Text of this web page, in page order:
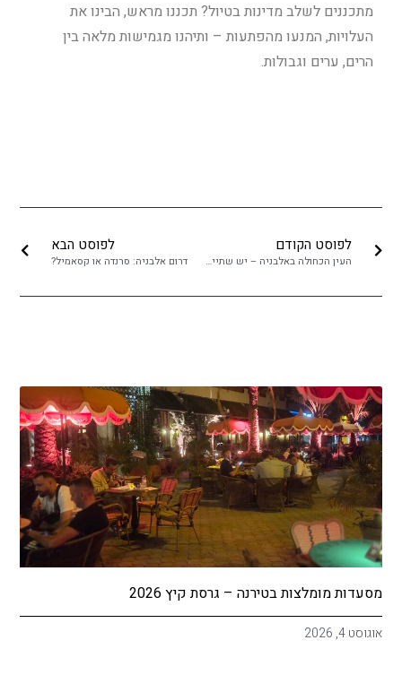
מתכננים לשלב מדינות בטיול? תכננו מראש, הבינו את
העלויות, המנעו מהפתעות – ותיהנו מגמישות מלאה בין
הרים, ערים וגבולות.
לפוסט הקודם
העין הכחולה באלבניה – יש שתיים! מה ההבדל בינהן?
לפוסט הבא
דרום אלבניה: סרנדה או קסאמיל?
מסעדות מומלצות בטירנה – גרסת קיץ 2026
אוגוסט 4, 2026